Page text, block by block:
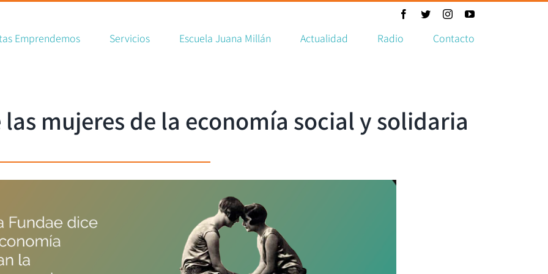
Facebook
TwitterInstagramYouTube
Emprendemos
Servicios Escuela Juana Millán Actualidad Radio Contacto
mujeres de la economía social y solidaria